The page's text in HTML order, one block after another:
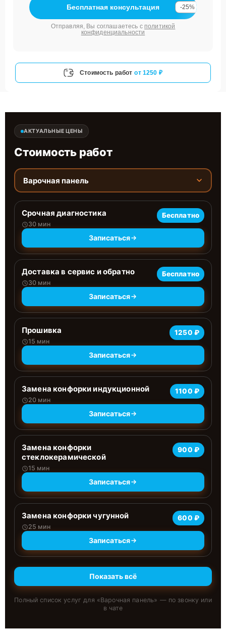
Бесплатная консультация -25%
Отправляя, Вы соглашаетесь с политикой
конфиденциальности
Стоимость работ от 1250 ₽
АКТУАЛЬНЫЕ ЦЕНЫ
Стоимость работ
Варочная панель
Срочная диагностика
30 мин
Бесплатно
Записаться
Доставка в сервис и обратно
30 мин
Бесплатно
Записаться
Прошивка
15 мин
1250 ₽
Записаться
Замена конфорки индукционной
20 мин
1100 ₽
Записаться
Замена конфорки
стеклокерамической
15 мин
900 ₽
Записаться
Замена конфорки чугунной
25 мин
600 ₽
Записаться
Показать всё
Полный список услуг для «Варочная панель» — по звонку или
в чате